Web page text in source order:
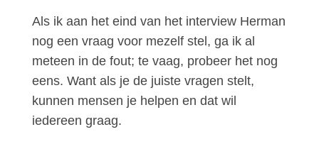
Als ik aan het eind van het interview Herman
nog een vraag voor mezelf stel, ga ik al
meteen in de fout; te vaag, probeer het nog
eens. Want als je de juiste vragen stelt,
kunnen mensen je helpen en dat wil
iedereen graag.